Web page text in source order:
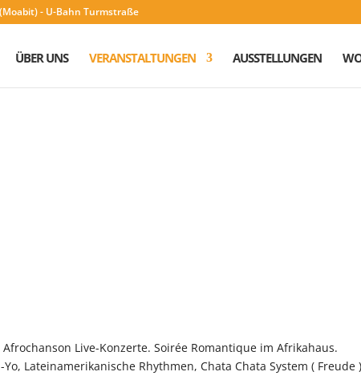
- U-Bahn Turmstraße
ÜBER UNS VERANSTALTUNGEN AUSSTELLUNGEN
Live-Konzerte. Soirée Romantique im Afrikahaus.
Lateinamerikanische Rhythmen, Chata Chata System ( Freude